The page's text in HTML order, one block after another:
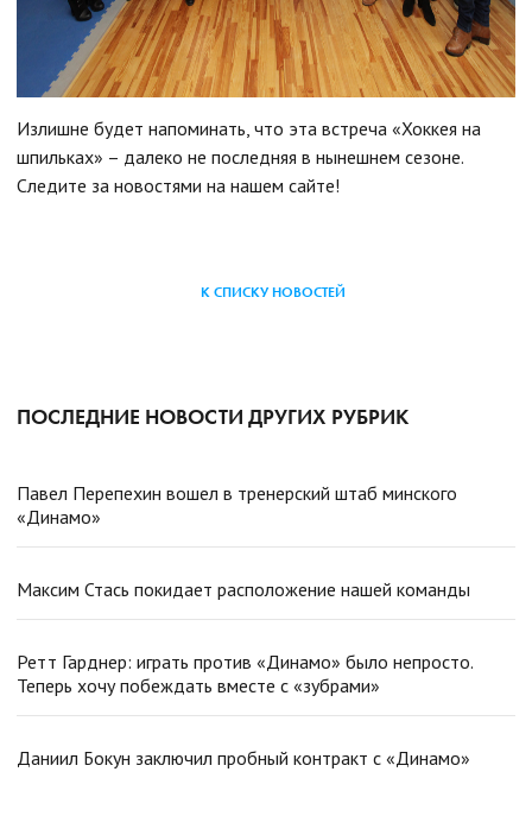
Излишне будет напоминать, что эта встреча «Хоккея на
шпильках» – далеко не последняя в нынешнем сезоне.
Следите за новостями на нашем сайте!
К СПИСКУ НОВОСТЕЙ
ПОСЛЕДНИЕ НОВОСТИ ДРУГИХ РУБРИК
Павел Перепехин вошел в тренерский штаб минского
«Динамо»
Максим Стась покидает расположение нашей команды
Ретт Гарднер: играть против «Динамо» было непросто.
Теперь хочу побеждать вместе с «зубрами»
Даниил Бокун заключил пробный контракт с «Динамо»